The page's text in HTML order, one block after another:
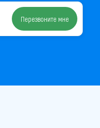
Перезвоните мне